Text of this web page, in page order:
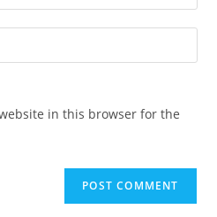
in this browser for the